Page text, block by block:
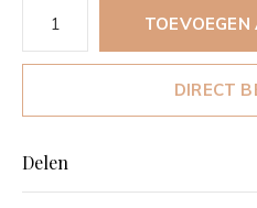
DIRECT
Delen